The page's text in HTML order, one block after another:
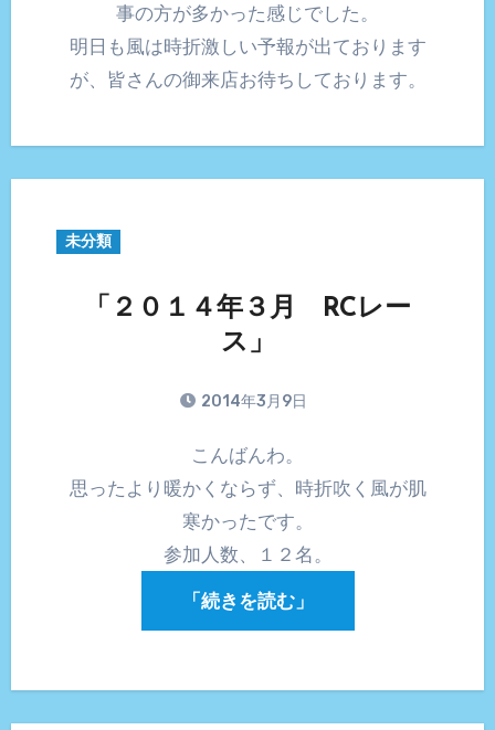
事の方が多かった感じでした。
明日も風は時折激しい予報が出ております
が、皆さんの御来店お待ちしております。
未分類
「２０１４年３月 RCレー
ス」
2014年3月9日
こんばんわ。
思ったより暖かくならず、時折吹く風が肌
寒かったです。
参加人数、１２名。
「続きを読む」